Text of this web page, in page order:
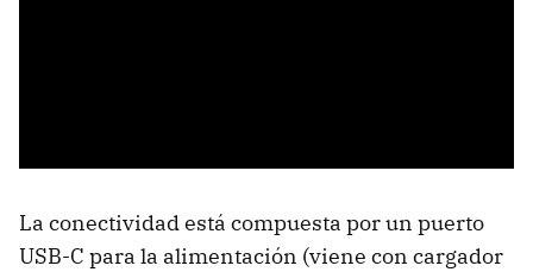
La conectividad está compuesta por un puerto
USB-C para la alimentación (viene con cargador